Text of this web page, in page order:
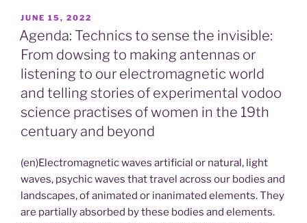
POSTED
ON
JUNE 15, 2022
Agenda: Technics to sense the invisible:
From dowsing to making antennas or
listening to our electromagnetic world
and telling stories of experimental vodoo
science practises of women in the 19th
centuary and beyond
(en)Electromagnetic waves artificial or natural, light
waves, psychic waves that travel across our bodies and
landscapes, of animated or inanimated elements. They
are partially absorbed by these bodies and elements.